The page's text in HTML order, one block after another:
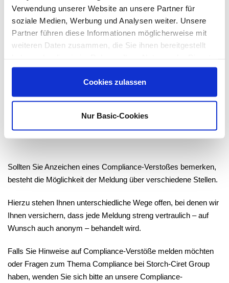
Verwendung unserer Website an unsere Partner für
soziale Medien, Werbung und Analysen weiter. Unsere
Partner führen diese Informationen möglicherweise mit
weiteren Daten zusammen, die Sie ihnen bereitgestellt
gesammelt haben.
Cookies zulassen
Nur Basic-Cookies
Durch die Durchführung von amfori BSCI–Audits in
Risikoländern wird unser Social-Compliance-Programm
gestützt. Darüber hinaus haben wir unsere
Einkaufsbedingungen um die Sozialstandards für Lieferanten
Zur Umsetzung und Überprüfung dieser Sozialstandards in der
Storch-Ciret und bei unseren Lieferanten wurde Daniel Taudien
Social-Compliance-Officer im Sinne des LkSG bestellt.
Sollten Sie Anzeichen eines Compliance-Verstoßes bemerken,
besteht die Möglichkeit der Meldung über verschiedene Stellen.
Hierzu stehen Ihnen unterschiedliche Wege offen, bei denen wir
Ihnen versichern, dass jede Meldung streng vertraulich – auf
Wunsch auch anonym – behandelt wird.
Falls Sie Hinweise auf Compliance-Verstöße melden möchten
oder Fragen zum Thema Compliance bei Storch-Ciret Group
haben, wenden Sie sich bitte an unsere Compliance-